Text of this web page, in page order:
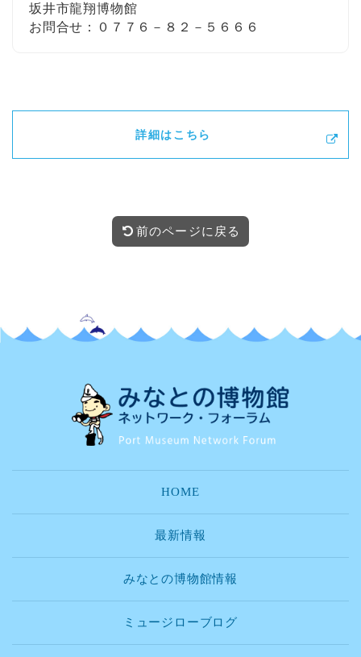
坂井市龍翔博物館
お問合せ：０７７６－８２－５６６６
詳細はこちら
前のページに戻る
HOME
最新情報
みなとの博物館情報
ミュージローブログ